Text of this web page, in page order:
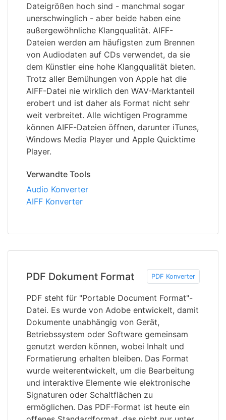
Dateigrößen hoch sind - manchmal sogar
unerschwinglich - aber beide haben eine
außergewöhnliche Klangqualität. AIFF-
Dateien werden am häufigsten zum Brennen
von Audiodaten auf CDs verwendet, da sie
dem Künstler eine hohe Klangqualität bieten.
Trotz aller Bemühungen von Apple hat die
AIFF-Datei nie wirklich den WAV-Marktanteil
erobert und ist daher als Format nicht sehr
weit verbreitet. Alle wichtigen Programme
können AIFF-Dateien öffnen, darunter iTunes,
Windows Media Player und Apple Quicktime
Player.
Verwandte Tools
Audio Konverter
AIFF Konverter
PDF Dokument Format PDF Konverter
PDF steht für "Portable Document Format"-
Datei. Es wurde von Adobe entwickelt, damit
Dokumente unabhängig von Gerät,
Betriebssystem oder Software gemeinsam
genutzt werden können, wobei Inhalt und
Formatierung erhalten bleiben. Das Format
wurde weiterentwickelt, um die Bearbeitung
und interaktive Elemente wie elektronische
Signaturen oder Schaltflächen zu
ermöglichen. Das PDF-Format ist heute ein